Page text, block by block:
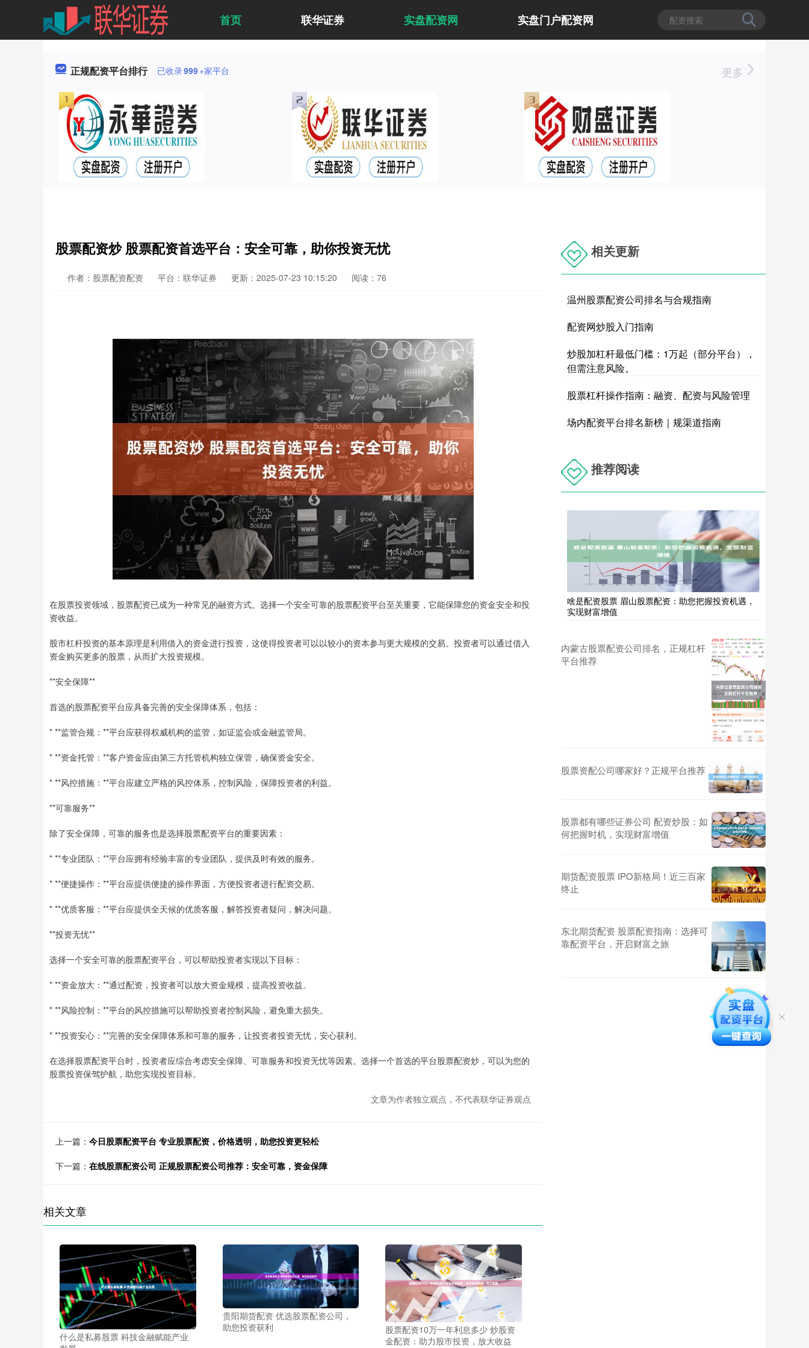
首页 联华证券 实盘配资网 实盘门户配资网
正规配资平台排行 已收录999+家平台 更多
股票配资炒 股票配资首选平台：安全可靠，助你投资无忧
作者：股票配资配资 平台：联华证券 更新：2025-07-23 10:15:20 阅读：76
在股票投资领域，股票配资已成为一种常见的融资方式。选择一个安全可靠的股票配资平台至关重要，它能保障您的资金安全和投
资收益。
股市杠杆投资的基本原理是利用借入的资金进行投资，这使得投资者可以以较小的资本参与更大规模的交易。投资者可以通过借入
资金购买更多的股票，从而扩大投资规模。
**安全保障**
首选的股票配资平台应具备完善的安全保障体系，包括：
* **监管合规：**平台应获得权威机构的监管，如证监会或金融监管局。
* **资金托管：**客户资金应由第三方托管机构独立保管，确保资金安全。
* **风控措施：**平台应建立严格的风控体系，控制风险，保障投资者的利益。
**可靠服务**
除了安全保障，可靠的服务也是选择股票配资平台的重要因素：
* **专业团队：**平台应拥有经验丰富的专业团队，提供及时有效的服务。
* **便捷操作：**平台应提供便捷的操作界面，方便投资者进行配资交易。
* **优质客服：**平台应提供全天候的优质客服，解答投资者疑问，解决问题。
**投资无忧**
选择一个安全可靠的股票配资平台，可以帮助投资者实现以下目标：
* **资金放大：**通过配资，投资者可以放大资金规模，提高投资收益。
* **风险控制：**平台的风控措施可以帮助投资者控制风险，避免重大损失。
* **投资安心：**完善的安全保障体系和可靠的服务，让投资者投资无忧，安心获利。
在选择股票配资平台时，投资者应综合考虑安全保障、可靠服务和投资无忧等因素。选择一个首选的平台股票配资炒，可以为您的
股票投资保驾护航，助您实现投资目标。
文章为作者独立观点，不代表联华证券观点
上一篇： 今日股票配资平台 专业股票配资，价格透明，助您投资更轻松
下一篇： 在线股票配资公司 正规股票配资公司推荐：安全可靠，资金保障
相关文章
什么是私募股票 科技金融赋能产业
贵阳期货配资 优选股票配资公司，
助您投资获利
股票配资10万一年利息多少 炒股资
金配资：助力股市投资，放大收益
相关更新
温州股票配资公司排名与合规指南
配资网炒股入门指南
炒股加杠杆最低门槛：1万起（部分平台），
但需注意风险。
股票杠杆操作指南：融资、配资与风险管理
场内配资平台排名新榜｜规渠道指南
推荐阅读
啥是配资股票 眉山股票配资：助您把握投资机遇，
实现财富增值
内蒙古股票配资公司排名，正规杠杆
平台推荐
股票资配公司哪家好？正规平台推荐
股票都有哪些证券公司 配资炒股：如
何把握时机，实现财富增值
期货配资股票 IPO新格局！近三百家
终止
东北期货配资 股票配资指南：选择可
靠配资平台，开启财富之旅